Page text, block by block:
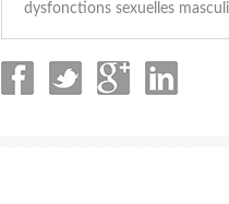
dysfonctions sexuelles